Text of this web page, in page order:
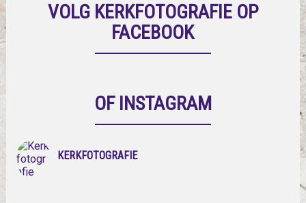
VOLG KERKFOTOGRAFIE OP
FACEBOOK
OF INSTAGRAM
KERKFOTOGRAFIE